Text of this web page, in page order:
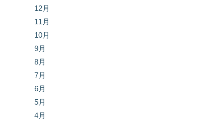
12月
11月
10月
9月
8月
7月
6月
5月
4月